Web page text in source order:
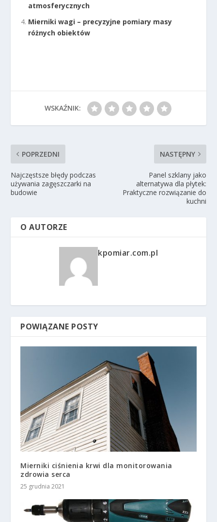
atmosferycznych
Mierniki wagi – precyzyjne pomiary masy
różnych obiektów
WSKAŹNIK:
POPRZEDNI
Najczęstsze błędy podczas
używania zagęszczarki na
budowie
NASTĘPNY
Panel szklany jako
alternatywa dla płytek:
Praktyczne rozwiązanie do
kuchni
O AUTORZE
kpomiar.com.pl
POWIĄZANE POSTY
Mierniki ciśnienia krwi dla monitorowania
zdrowia serca
25 grudnia 2021